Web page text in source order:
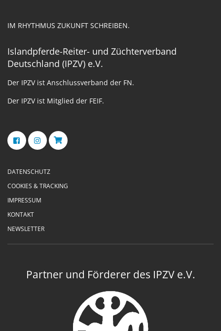
IM RHYTHMUS ZUKUNFT SCHREIBEN.
Islandpferde-Reiter- und Züchterverband
Deutschland (IPZV) e.V.
Der IPZV ist Anschlussverband der FN.
Der IPZV ist Mitglied der FEIF.
DATENSCHUTZ
COOKIES & TRACKING
IMPRESSUM
KONTAKT
NEWSLETTER
Partner und Förderer des IPZV e.V.